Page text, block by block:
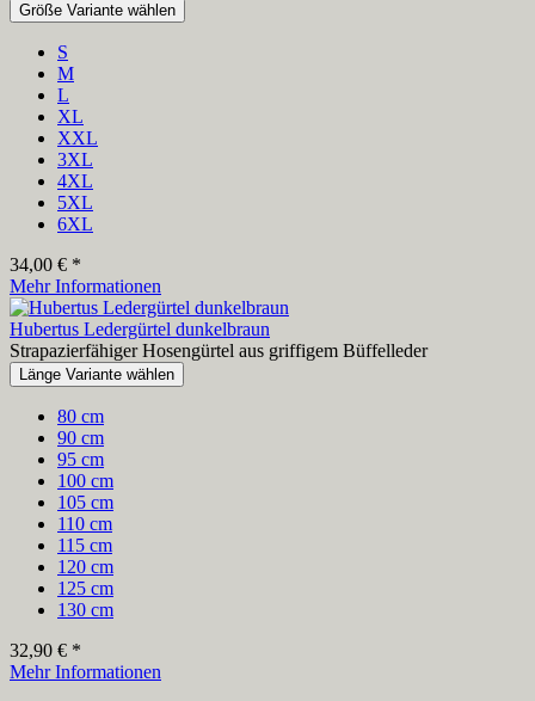
Größe Variante wählen
S
M
L
XL
XXL
3XL
4XL
5XL
6XL
34,00 € *
Mehr Informationen
Hubertus Ledergürtel dunkelbraun
Strapazierfähiger Hosengürtel aus griffigem Büffelleder
Länge Variante wählen
80 cm
90 cm
95 cm
100 cm
105 cm
110 cm
115 cm
120 cm
125 cm
130 cm
32,90 € *
Mehr Informationen